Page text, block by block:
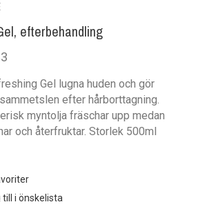
efterbehandling
Gel lugna huden och gör
efter hårborttagning.
myntolja fräschar upp medan
och återfruktar. Storlek 500ml
till i önskelista